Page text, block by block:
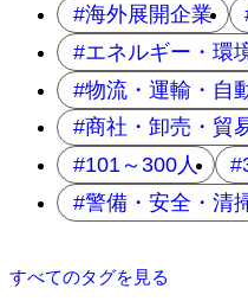
海外展開企業
エネルギー・環
物流・運輸・自
商社・卸売・貿
101～300人
警備・安全・清
すべてのタグを見る